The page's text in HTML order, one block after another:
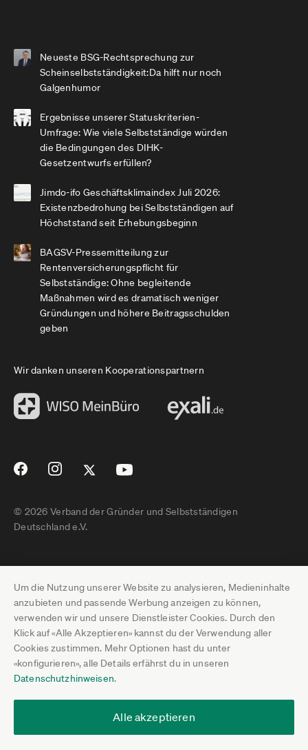
Um die Nutzung unserer Website zu analysieren, Medieninhalte
anzubieten und passende Werbung anzeigen zu können,
verwenden wir und unsere Dienstleister Cookies. Durch den
Klick auf «Alle Akzeptieren» kannst du der Verwendung aller
Cookies zustimmen. Mehr Optionen hast du unter
«konfigurieren», alle Details erfährst du in unseren
Datenschutzhinweisen.
Alle akzeptieren
Neueste BSG-Rechtsprechung zur
Scheinselbstständigkeit:Da hilft nur noch
Galgenhumor
Ergebnisse unserer Statuskriterien-
Umfrage: Wie viele Selbstständige würden
die Bedingungen des DIHK-
Gesetzentwurfs erfüllen?
Jimdo-ifo Geschäftsklimaindex Juli 2026:
Existenzbedrohung bei Selbstständigen auf
Höchststand seit Erhebungsbeginn
BAGSV-Pressemitteilung zur
Rentenversicherungspflicht für
Selbstständige: Ohne begleitende
Maßnahmen wird es dramatisch weniger
Gründungen und höhere Beitragsschulden
geben
Wir danken unseren Kooperationspartnern
© 2026 Verband der Gründer und Selbstständigen
Deutschland e.V.
Impressum
Datenschutz
Pressebereich
Jobs